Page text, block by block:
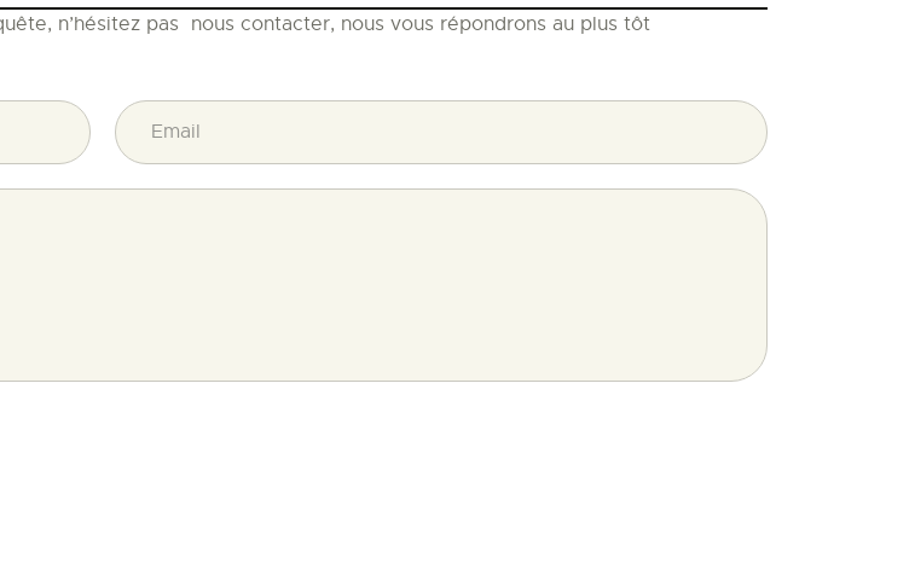
DE L’AIR
n’hésitez pas nous contacter, nous vous répondrons au plus tôt